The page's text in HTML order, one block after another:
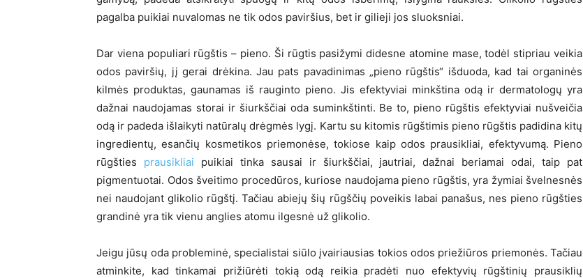
pagalba puikiai nuvalomas ne tik odos paviršius, bet ir gilieji jos sluoksniai.
Dar viena populiari rūgštis – pieno. Ši rūgtis pasižymi didesne atomine mase, todėl stipriau veikia
odos paviršių, jį gerai drėkina. Jau pats pavadinimas „pieno rūgštis“ išduoda, kad tai organinės
kilmės produktas, gaunamas iš rauginto pieno. Jis efektyviai minkština odą ir dermatologų yra
dažnai naudojamas storai ir šiurkščiai oda suminkštinti. Be to, pieno rūgštis efektyviai nušveičia
odą ir padeda išlaikyti natūralų drėgmės lygį. Kartu su kitomis rūgštimis pieno rūgštis padidina kitų
ingredientų, esančių kosmetikos priemonėse, tokiose kaip odos prausikliai, efektyvumą. Pieno
rūgšties prausikliai puikiai tinka sausai ir šiurkščiai, jautriai, dažnai beriamai odai, taip pat
pigmentuotai. Odos šveitimo procedūros, kuriose naudojama pieno rūgštis, yra žymiai švelnesnės
nei naudojant glikolio rūgštį. Tačiau abiejų šių rūgščių poveikis labai panašus, nes pieno rūgšties
grandinė yra tik vienu anglies atomu ilgesnė už glikolio.
Jeigu jūsų oda probleminė, specialistai siūlo įvairiausias tokios odos priežiūros priemonės. Tačiau
atminkite, kad tinkamai prižiūrėti tokią odą reikia pradėti nuo efektyvių rūgštinių prausiklių